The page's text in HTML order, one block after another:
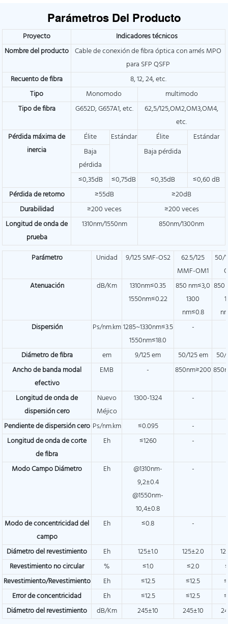
Parámetros Del Producto
Proyecto
Indicadores técnicos
Nombre del producto Cable de conexión de fibra óptica con arnés MPO
para SFP QSFP
Recuento de fibra
8, 12, 24, etc.
Tipo
Monomodo
multimodo
Tipo de fibra
G652D, G657A1, etc.
62,5/125,OM2,OM3,OM4,
etc.
Pérdida máxima de
inercia
Élite Estándar Élite
Estándar
Baja
pérdida
Baja pérdida
≤0,35dB ≤0,75dB ≤0,35dB
≤0,60 dB
Pérdida de retorno
≥55dB
≥20dB
Durabilidad
≥200 veces
≥200 veces
Longitud de onda de
prueba
1310nm/1550nm 850nm/1300nm
Parámetro Unidad 9/125 SMF-OS2
62.5/125
MMF-OM1
50/
Atenuación
dB/Km
1310nm≤0.35
1550nm≤0.22
850 nm≤3,0
1300
nm≤0.8
850
Dispersión
Ps/nm.km1285~1330nm≤3.5
1550nm≤18.0
-
Diámetro de fibra em 9/125 em 50/125 em
50/
Ancho de banda modal
efectivo
EMB - 850nm≥200
Longitud de onda de
dispersión cero
Nuevo
Méjico
1300-1324 -
Pendiente de dispersión cero Ps/nm.km ≤0.095
-
Longitud de onda de corte
de fibra
Eh ≤1260 -
Modo Campo Diámetro Eh
@1310nm-
9,2±0.4
@1550nm-
10,4±0.8
-
Modo de concentricidad del
campo
Eh ≤0.8 -
Diámetro del revestimiento Eh 125±1.0 125±2.0
Revestimiento no circular
% ≤1.0 ≤2.0
Revestimiento/Revestimiento
Eh ≤12.5 ≤12.5
Error de concentricidad
Eh ≤12.5 ≤12.5
Diámetro del revestimiento
dB/Km 245±10 245±10